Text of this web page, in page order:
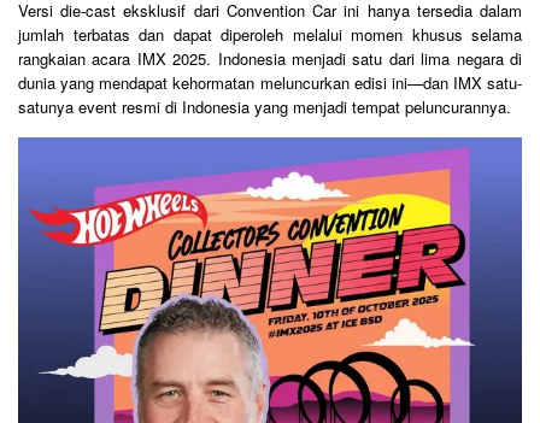
Versi die-cast eksklusif dari Convention Car ini hanya tersedia dalam
jumlah terbatas dan dapat diperoleh melalui momen khusus selama
rangkaian acara IMX 2025. Indonesia menjadi satu dari lima negara di
dunia yang mendapat kehormatan meluncurkan edisi ini—dan IMX satu-
satunya event resmi di Indonesia yang menjadi tempat peluncurannya.